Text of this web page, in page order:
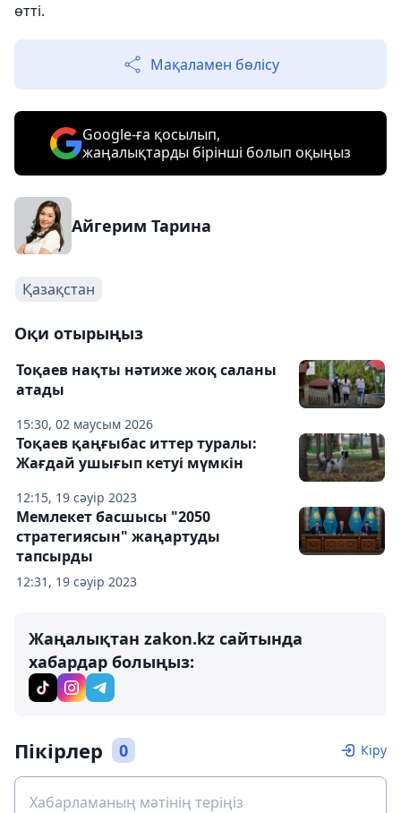
өтті.
Мақаламен бөлісу
Google-ға қосылып,
жаңалықтарды бірінші болып оқыңыз
Айгерим Тарина
Қазақстан
Оқи отырыңыз
15:30, 02 маусым 2026
Тоқаев нақты нәтиже жоқ саланы
атады
12:15, 19 сәуір 2023
Тоқаев қаңғыбас иттер туралы:
Жағдай ушығып кетуі мүмкін
12:31, 19 сәуір 2023
Мемлекет басшысы "2050
стратегиясын" жаңартуды
тапсырды
Жаңалықтан zakon.kz сайтында
хабардар болыңыз:
Пікірлер 0 Кіру